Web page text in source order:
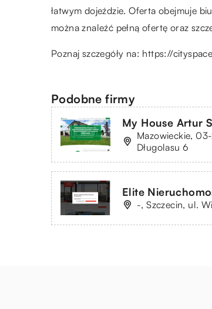
łatwym dojeździe. Oferta obejmuje
można znaleźć pełną ofertę oraz
Poznaj szczegóły na: https://
Podobne firmy
My House Artur
Mazowieckie,
Długolasu 6
Elite
-, Szczecin, ul.